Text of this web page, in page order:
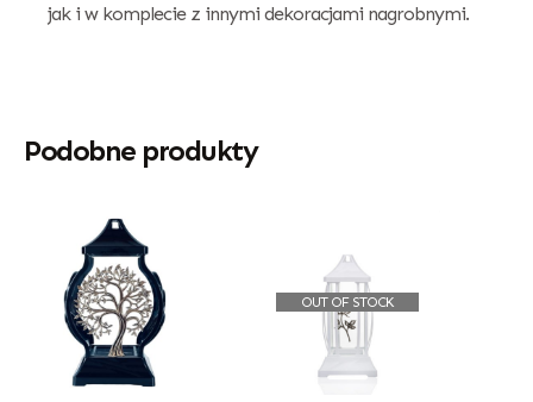
jak i w komplecie z innymi dekoracjami nagrobnymi.
Podobne produkty
OUT OF STOCK